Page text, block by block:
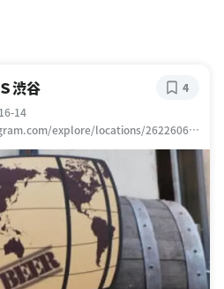
渋谷
14
explore/locations/26226067
4